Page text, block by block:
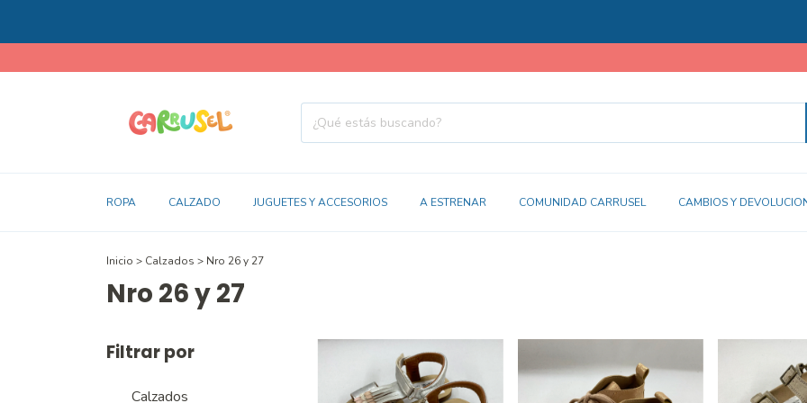
ROPA CALZADO JUGUETES Y ACCESORIOS A ESTRENAR COMUNIDAD CARRUSEL CAMBIOS Y
Inicio > Calzados > Nro 26 y 27
Nro 26 y 27
Filtrar por
Calzados